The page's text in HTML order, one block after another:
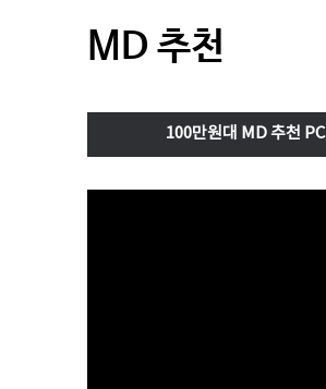
MD 추천
100만원대 MD 추천 PC